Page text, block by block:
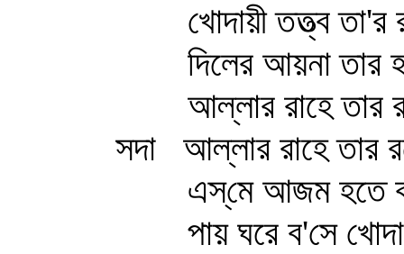
খোদায়ী তত্ত্ব তা'র
দিলের আয়না তার
আল্লার রাহে তার
সদা আল্লার রাহে তার
এস্‌মে আজম হতে
পায় ঘরে ব'সে খোদা